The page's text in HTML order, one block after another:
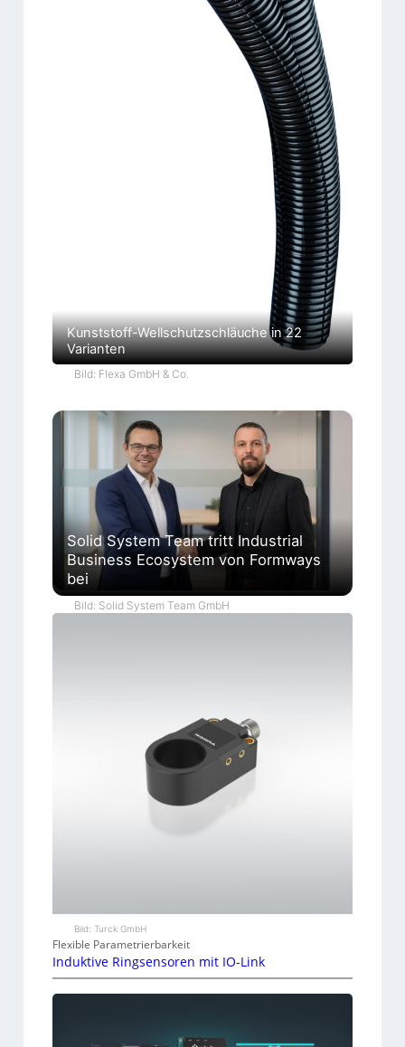
Kunststoff-Wellschutzschläuche in 22
Varianten
Bild: Flexa GmbH & Co.
Solid System Team tritt Industrial
Business Ecosystem von Formways
bei
Bild: Solid System Team GmbH
Bild: Turck GmbH
Flexible Parametrierbarkeit
Induktive Ringsensoren mit IO-Link